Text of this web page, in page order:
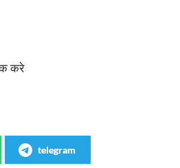
करे
telegram